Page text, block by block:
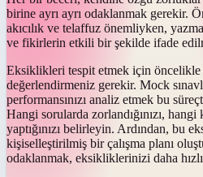
birine ayrı ayrı odaklanmak gerekir.
akıcılık ve telaffuz önemliyken,
ve fikirlerin etkili bir şekilde ifade
Eksiklikleri tespit etmek için
değerlendirmeniz gerekir. Mock
performansınızı analiz etmek bu
Hangi sorularda zorlandığınızı,
yaptığınızı belirleyin. Ardından, bu
kişiselleştirilmiş bir çalışma planı
odaklanmak, eksikliklerinizi daha hızlı